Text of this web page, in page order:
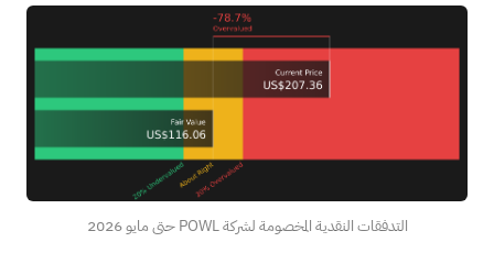
التدفقات النقدية المخصومة لشركة POWL حتى مايو 2026